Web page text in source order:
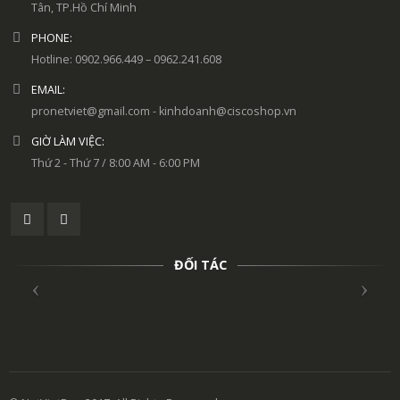
Tân, TP.Hồ Chí Minh
PHONE:
Hotline: 0902.966.449 – 0962.241.608
EMAIL:
pronetviet@gmail.com - kinhdoanh@ciscoshop.vn
GIỜ LÀM VIỆC:
Thứ 2 - Thứ 7 / 8:00 AM - 6:00 PM
ĐỐI TÁC